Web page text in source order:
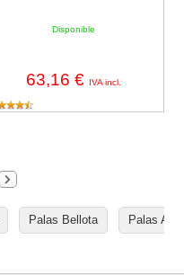
Disponible
63,16 € IVA incl.
Palas Bellota Palas